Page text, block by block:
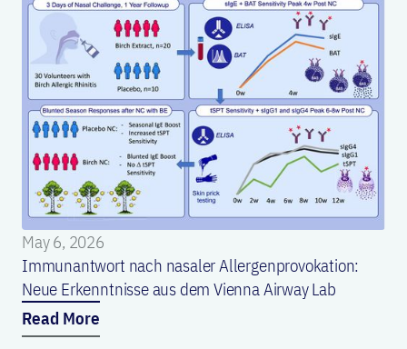
May 6, 2026
Immunantwort nach nasaler Allergenprovokation:
Neue Erkenntnisse aus dem Vienna Airway Lab
Read More